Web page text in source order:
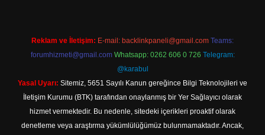
Reklam ve İletişim: E-mail: backlinkpaneli@gmail.com Teams:
forumhizmeti@gmail.com Whatsapp: 0262 606 0 726 Telegram:
@karabul
Yasal Uyarı: Sitemiz, 5651 Sayılı Kanun gereğince Bilgi Teknolojileri ve
İletişim Kurumu (BTK) tarafından onaylanmış bir Yer Sağlayıcı olarak
hizmet vermektedir. Bu nedenle, sitedeki içerikleri proaktif olarak
denetleme veya araştırma yükümlülüğümüz bulunmamaktadır. Ancak,